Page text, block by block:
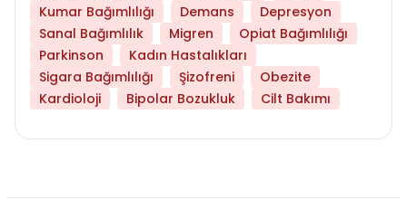
Kumar Bağımlılığı
Demans
Depresyon
Sanal Bağımlılık
Migren
Opiat Bağımlılığı
Parkinson
Kadın Hastalıkları
Sigara Bağımlılığı
Şizofreni
Obezite
Kardioloji
Bipolar Bozukluk Cilt Bakımı